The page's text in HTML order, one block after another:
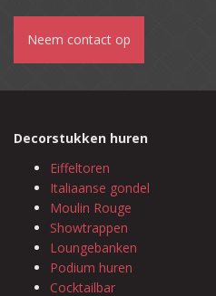
Neem contact op
Decorstukken huren
Eiffeltoren
Italiaanse gondel
Moulin Rouge
Showtrappen
Loungebanken
Podium huren
Cocktailbar